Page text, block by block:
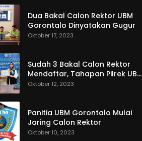
Dua Bakal Calon Rektor UBM
Gorontalo Dinyatakan Gugur
Oktober 17, 2023
Sudah 3 Bakal Calon Rektor
Mendaftar, Tahapan Pilrek UBM
Gorontalo Makin Seru
Oktober 12, 2023
Panitia UBM Gorontalo Mulai
Jaring Calon Rektor
Oktober 10, 2023